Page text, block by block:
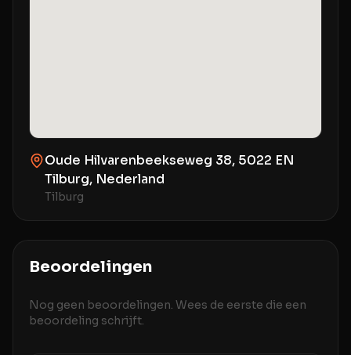
Oude Hilvarenbeekseweg 38, 5022 EN
Tilburg, Nederland
Tilburg
Beoordelingen
Nog geen beoordelingen. Wees de eerste die een
beoordeling schrijft.